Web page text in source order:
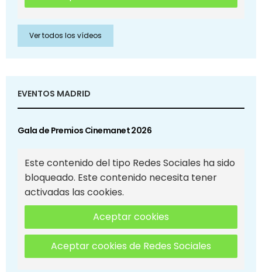
Ver todos los vídeos
EVENTOS MADRID
Gala de Premios Cinemanet 2026
Este contenido del tipo Redes Sociales ha sido
bloqueado. Este contenido necesita tener
activadas las cookies.
Aceptar cookies
Aceptar cookies de Redes Sociales